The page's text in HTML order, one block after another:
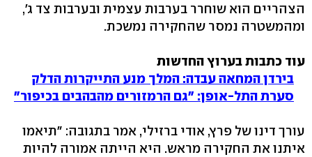
הצהריים הוא שוחרר בערבות עצמית ובערבות צד ג',
ומהמשטרה נמסר שהחקירה נמשכת.
עוד כתבות בערוץ החדשות
בירדן המחאה עבדה: המלך מנע התייקרות הדלק
סערת התל-אופן: "גם הרמזורים מהבהבים בכיפור"
עורך דינו של פרץ, אודי ברזילי, אמר בתגובה: "תיאמו
איתנו את החקירה מראש. היא הייתה אמורה להיות